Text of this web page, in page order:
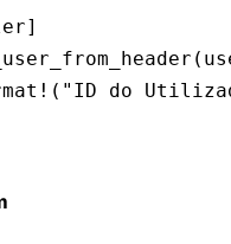
( "ID do